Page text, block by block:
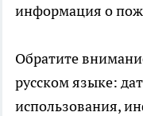
информация о
Обратите
русском языке:
использования,